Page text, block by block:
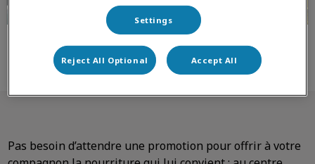
Pas besoin d’attendre une promotion pour offrir à votre
Settings
Reject All Optional Accept All